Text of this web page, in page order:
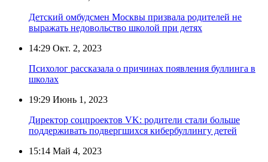
Детский омбудсмен Москвы призвала родителей не
выражать недовольство школой при детях
14:29 Окт. 2, 2023
Психолог рассказала о причинах появления буллинга в
школах
19:29 Июнь 1, 2023
Директор соцпроектов VK: родители стали больше
поддерживать подвергшихся кибербуллингу детей
15:14 Май 4, 2023